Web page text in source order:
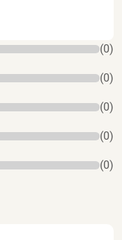
(0)
(0)
(0)
(0)
(0)